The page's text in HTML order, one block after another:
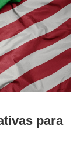
para